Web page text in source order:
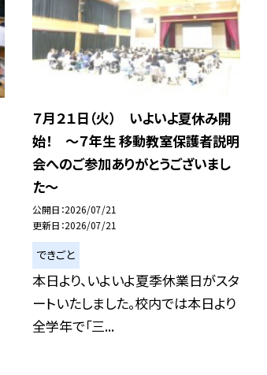
７月２１日（火） いよいよ夏休み開
始！ 〜７年生 移動教室保護者説明
会へのご参加ありがとうございまし
た〜
公開日 2026/07/21
更新日 2026/07/21
できごと
本日より、いよいよ夏季休業日がスタ
ートいたしました。校内では本日より
全学年で「三...